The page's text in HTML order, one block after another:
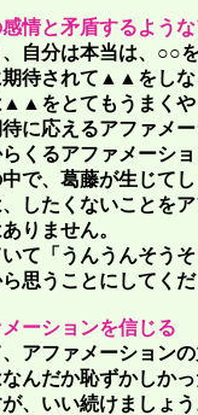
感情と矛盾するよう
分は本当は、○○を
されて▲▲をしな
とてもうまくや
に応えるアファメ
るアファメーショ
、葛藤が生じてし
たくないことをア
ません。
て 「うんうんそう
うことにしてくだ
ーションを信じる
ファメーションの
だか恥ずかしかっ
いい続けましょう